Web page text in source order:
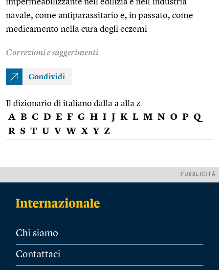
navale, come antiparassitario e, in passato, come
medicamento nella cura degli eczemi
Correzioni e suggerimenti
Condividi
Il dizionario di italiano dalla a alla z
A B C D E F G H I J K L M N O P Q
R S T U V W X Y Z
PUBBLICITÀ
Chi siamo
Contattaci